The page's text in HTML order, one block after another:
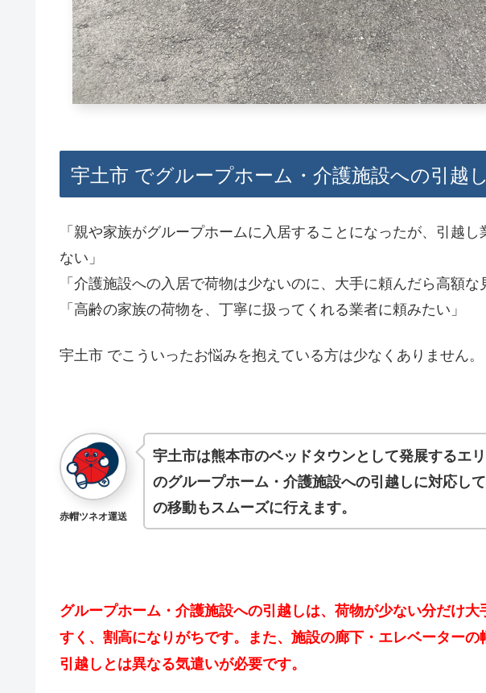
宇土市 でグループホーム・介護施設への引越
「親や家族がグループホームに入居することになったが、引越
ない」
「介護施設への入居で荷物は少ないのに、大手に頼んだら高額な
「高齢の家族の荷物を、丁寧に扱ってくれる業者に頼みたい」
宇土市 でこういったお悩みを抱えている方は少なくありません。
赤帽ツネオ運送
宇土市は熊本市のベッドタウンとして発展するエ
のグループホーム・介護施設への引越しに対応し
の移動もスムーズに行えます。
グループホーム・介護施設への引越しは、荷物が少ない分だけ
すく、割高になりがちです。また、施設の廊下・エレベーター
引越しとは異なる気遣いが必要です。